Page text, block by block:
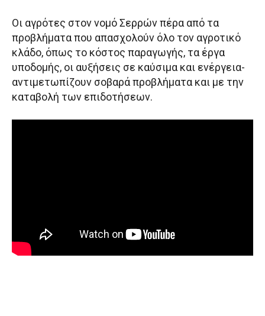
Οι αγρότες στον νομό Σερρών πέρα από τα
προβλήματα που απασχολούν όλο τον αγροτικό
κλάδο, όπως το κόστος παραγωγής, τα έργα
υποδομής, οι αυξήσεις σε καύσιμα και ενέργεια-
αντιμετωπίζουν σοβαρά προβλήματα και με την
καταβολή των επιδοτήσεων.